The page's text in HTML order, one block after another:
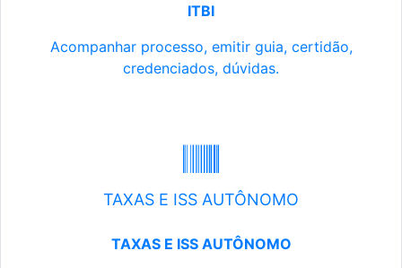
ITBI
Acompanhar processo, emitir guia, certidão,
credenciados, dúvidas.
TAXAS E ISS AUTÔNOMO
TAXAS E ISS AUTÔNOMO